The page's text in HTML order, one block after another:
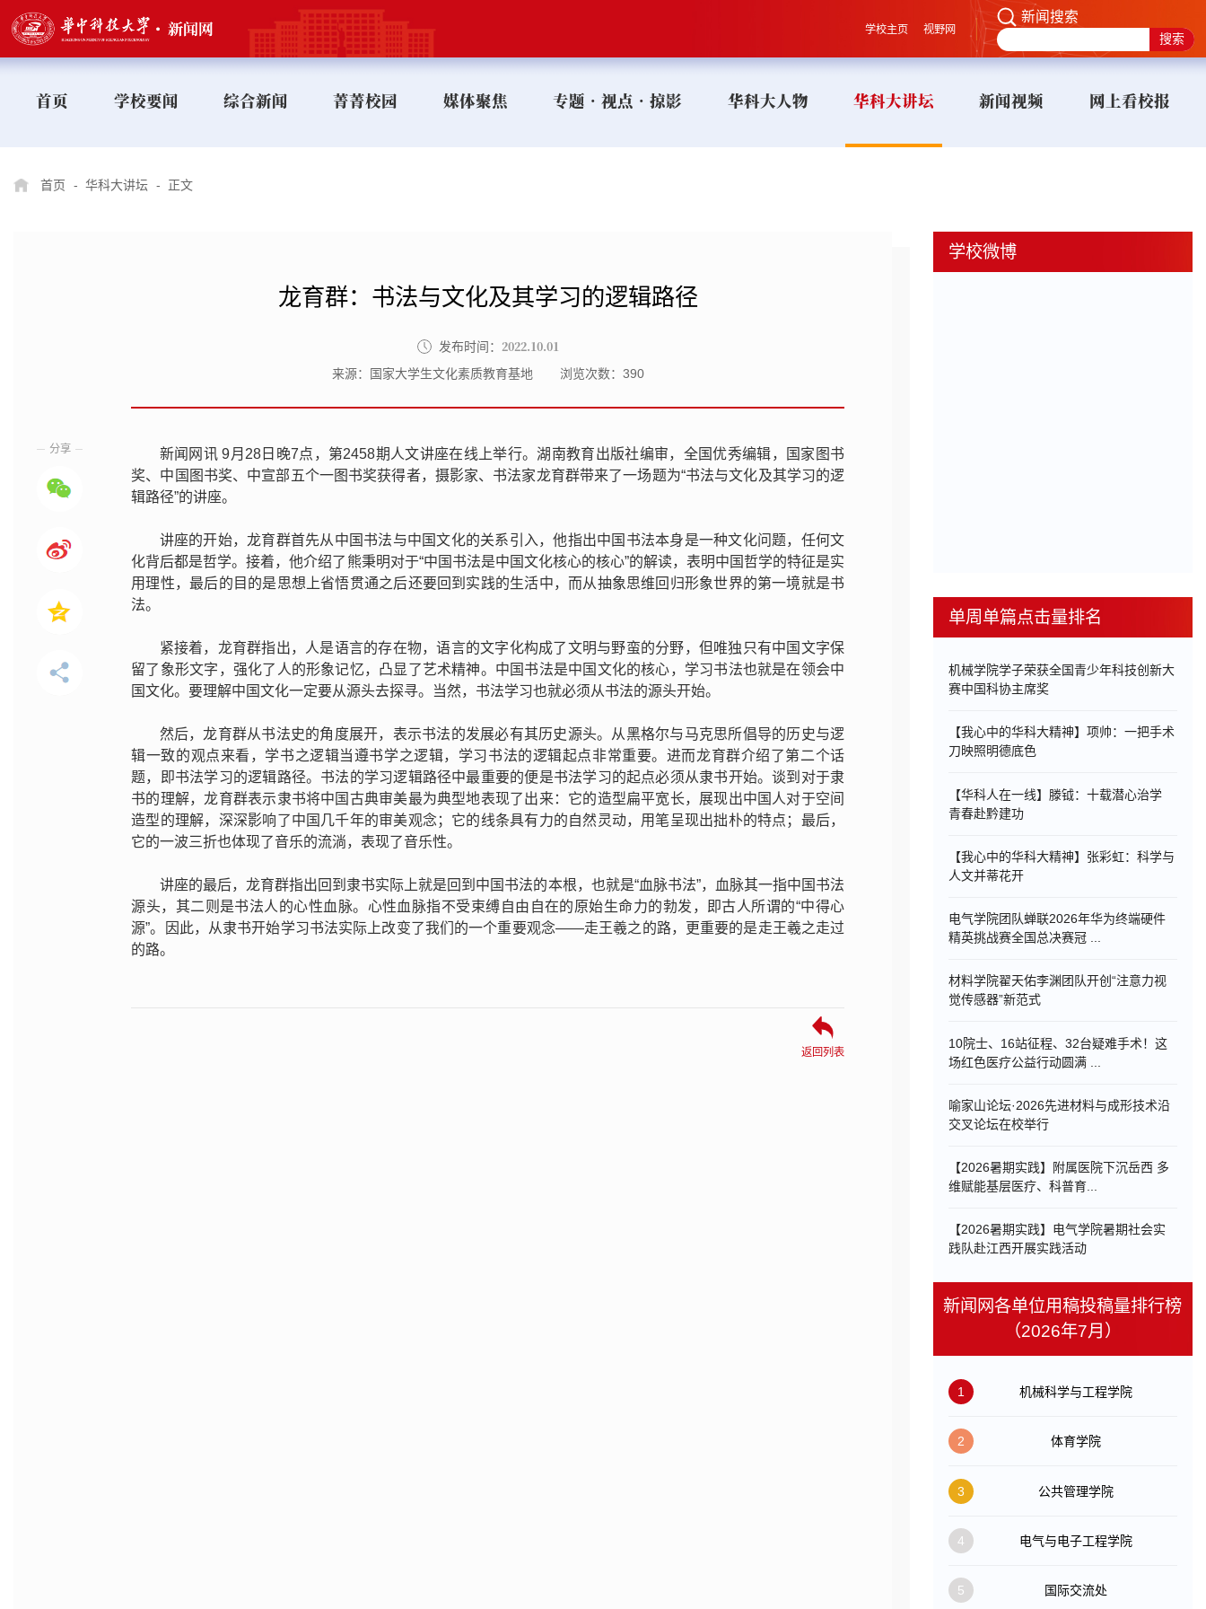
学校主页 视野网
新闻搜索
首页 学校要闻 综合新闻 菁菁校园 媒体聚焦 专题•视点•掠影 华科大人物 华科大讲坛 新闻视频 网上看校报
首页 - 华科大讲坛 - 正文
龙育群：书法与文化及其学习的逻辑路径
发布时间： 2022.10.01
来源：国家大学生文化素质教育基地 浏览次数： 390
新闻网讯 9月28日晚7点，第2458期人文讲座在线上举行。湖南教育出版社编审，全国优秀编辑，国家图书
奖、中国图书奖、中宣部五个一图书奖获得者，摄影家、书法家龙育群带来了一场题为“书法与文化及其学习的逻
辑路径”的讲座。
讲座的开始，龙育群首先从中国书法与中国文化的关系引入，他指出中国书法本身是一种文化问题，任何文
化背后都是哲学。接着，他介绍了熊秉明对于“中国书法是中国文化核心的核心”的解读，表明中国哲学的特征是实
用理性，最后的目的是思想上省悟贯通之后还要回到实践的生活中，而从抽象思维回归形象世界的第一境就是书
法。
紧接着，龙育群指出，人是语言的存在物，语言的文字化构成了文明与野蛮的分野，但唯独只有中国文字保
留了象形文字，强化了人的形象记忆，凸显了艺术精神。中国书法是中国文化的核心，学习书法也就是在领会中
国文化。要理解中国文化一定要从源头去探寻。当然，书法学习也就必须从书法的源头开始。
然后，龙育群从书法史的角度展开，表示书法的发展必有其历史源头。从黑格尔与马克思所倡导的历史与逻
辑一致的观点来看，学书之逻辑当遵书学之逻辑，学习书法的逻辑起点非常重要。进而龙育群介绍了第二个话
题，即书法学习的逻辑路径。书法的学习逻辑路径中最重要的便是书法学习的起点必须从隶书开始。谈到对于隶
书的理解，龙育群表示隶书将中国古典审美最为典型地表现了出来：它的造型扁平宽长，展现出中国人对于空间
造型的理解，深深影响了中国几千年的审美观念；它的线条具有力的自然灵动，用笔呈现出拙朴的特点；最后，
它的一波三折也体现了音乐的流淌，表现了音乐性。
讲座的最后，龙育群指出回到隶书实际上就是回到中国书法的本根，也就是“血脉书法”，血脉其一指中国书法
源头，其二则是书法人的心性血脉。心性血脉指不受束缚自由自在的原始生命力的勃发，即古人所谓的“中得心
源”。因此，从隶书开始学习书法实际上改变了我们的一个重要观念——走王羲之的路，更重要的是走王羲之走过
的路。
分享
返回列表
学校微博
单周单篇点击量排名
机械学院学子荣获全国青少年科技创新大
赛中国科协主席奖
【我心中的华科大精神】项帅：一把手术
刀映照明德底色
【华科人在一线】滕钺：十载潜心治学
青春赴黔建功
【我心中的华科大精神】张彩虹：科学与
人文并蒂花开
电气学院团队蝉联2026年华为终端硬件
精英挑战赛全国总决赛冠 ...
材料学院翟天佑李渊团队开创“注意力视
觉传感器”新范式
10院士、16站征程、32台疑难手术！这
场红色医疗公益行动圆满 ...
喻家山论坛·2026先进材料与成形技术沿
交叉论坛在校举行
【2026暑期实践】附属医院下沉岳西 多
维赋能基层医疗、科普育...
【2026暑期实践】电气学院暑期社会实
践队赴江西开展实践活动
新闻网各单位用稿投稿量排行榜
（2026年7月）
1 机械科学与工程学院
2 体育学院
3 公共管理学院
4 电气与电子工程学院
5 国际交流处